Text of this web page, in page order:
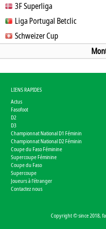
0
1
3F Superliga
15
7 2
Liga Portugal Betclic
2
12 1
Schweizer Cup
2
LIENS RAPIDES
Actus
Fasofoot
D2
D3
Championnat National D1 Féminin
Championnat National D2 Féminin
Coupe du Faso Féminine
Supercoupe Féminine
Coupe du Faso
Supercoupe
Joueurs à l'étranger
Contactez nous
Copyright © since 2018,